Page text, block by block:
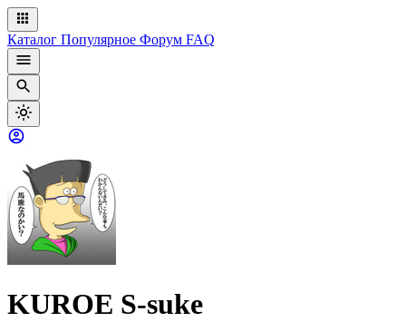
Каталог Популярное Форум FAQ
KUROE S-suke